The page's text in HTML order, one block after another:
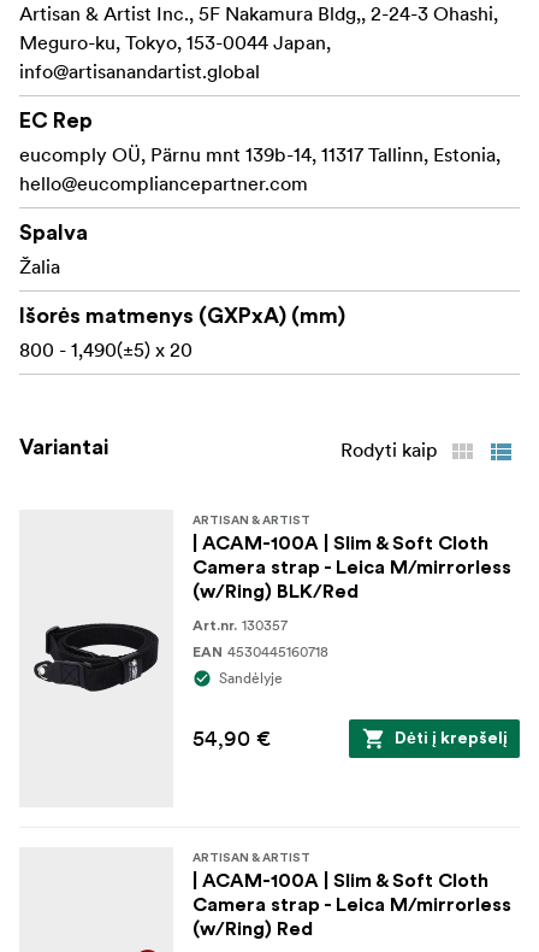
žiedo tipo tvirtinimo sistema
Artisan & Artist Inc., 5F Nakamura Bldg,, 2-24-3 Ohashi,
Meguro-ku, Tokyo, 153-0044 Japan,
info@artisanandartist.global
EC Rep
eucomply OÜ, Pärnu mnt 139b-14, 11317 Tallinn, Estonia,
hello@eucompliancepartner.com
Spalva
Žalia
Išorės matmenys (GXPxA) (mm)
800 - 1,490(±5) x 20
Variantai Rodyti kaip
ARTISAN & ARTIST
| ACAM-100A | Slim & Soft Cloth
Camera strap - Leica M/mirrorless
(w/Ring) BLK/Red
Art.nr. 130357
EAN 4530445160718
Sandėlyje
54,90 € Dėti į krepšelį
ARTISAN & ARTIST
| ACAM-100A | Slim & Soft Cloth
Camera strap - Leica M/mirrorless
(w/Ring) Red